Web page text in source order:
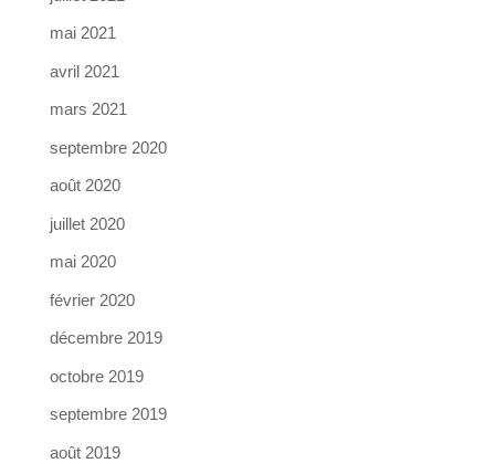
mai 2021
avril 2021
mars 2021
septembre 2020
août 2020
juillet 2020
mai 2020
février 2020
décembre 2019
octobre 2019
septembre 2019
août 2019